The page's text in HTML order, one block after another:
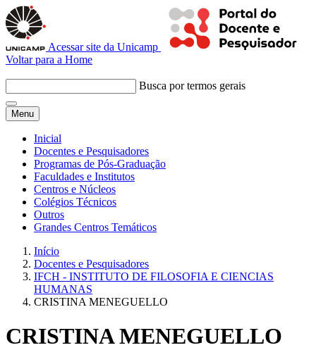
Acessar site da Unicamp
Voltar para a Home
Busca por termos gerais
Menu
Inicial
Docentes e Pesquisadores
Programas de Pós-Graduação
Faculdades e Institutos
Centros e Núcleos
Colégios Técnicos
Outros
Grandes Centros Temáticos
Início
Docentes e Pesquisadores
IFCH - INSTITUTO DE FILOSOFIA E CIENCIAS
HUMANAS
CRISTINA MENEGUELLO
CRISTINA MENEGUELLO